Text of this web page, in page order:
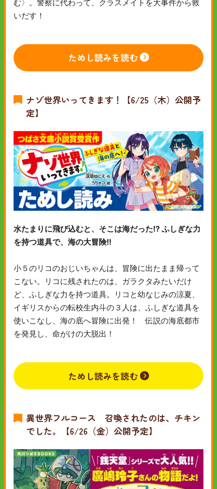
む〉。警察に代わって、クラスメイトを大事件から救
いだす！
ためし読みを読む
ナゾ世界いってきます！【6/25（木）公開予
定】
水たまりに飛び込むと、そこは海だった!? ふしぎな力
を持つ道具で、海の大冒険!!
小５のリコのおじいちゃんは、冒険に出たまま帰って
こない。リコに残されたのは、ガラクタみたいだけ
ど、ふしぎな力を持つ道具。リコと幼なじみの涼夏、
イギリスからの転校生内斗の３人は、ふしぎな道具を
使いこなし、海の底へ冒険に出発！ 伝説の海底都市
を発見し、命がけの大脱出！
ためし読みを読む
異世界フルコース 召喚されたのは、チキン
でした。【6/26（金）公開予定】